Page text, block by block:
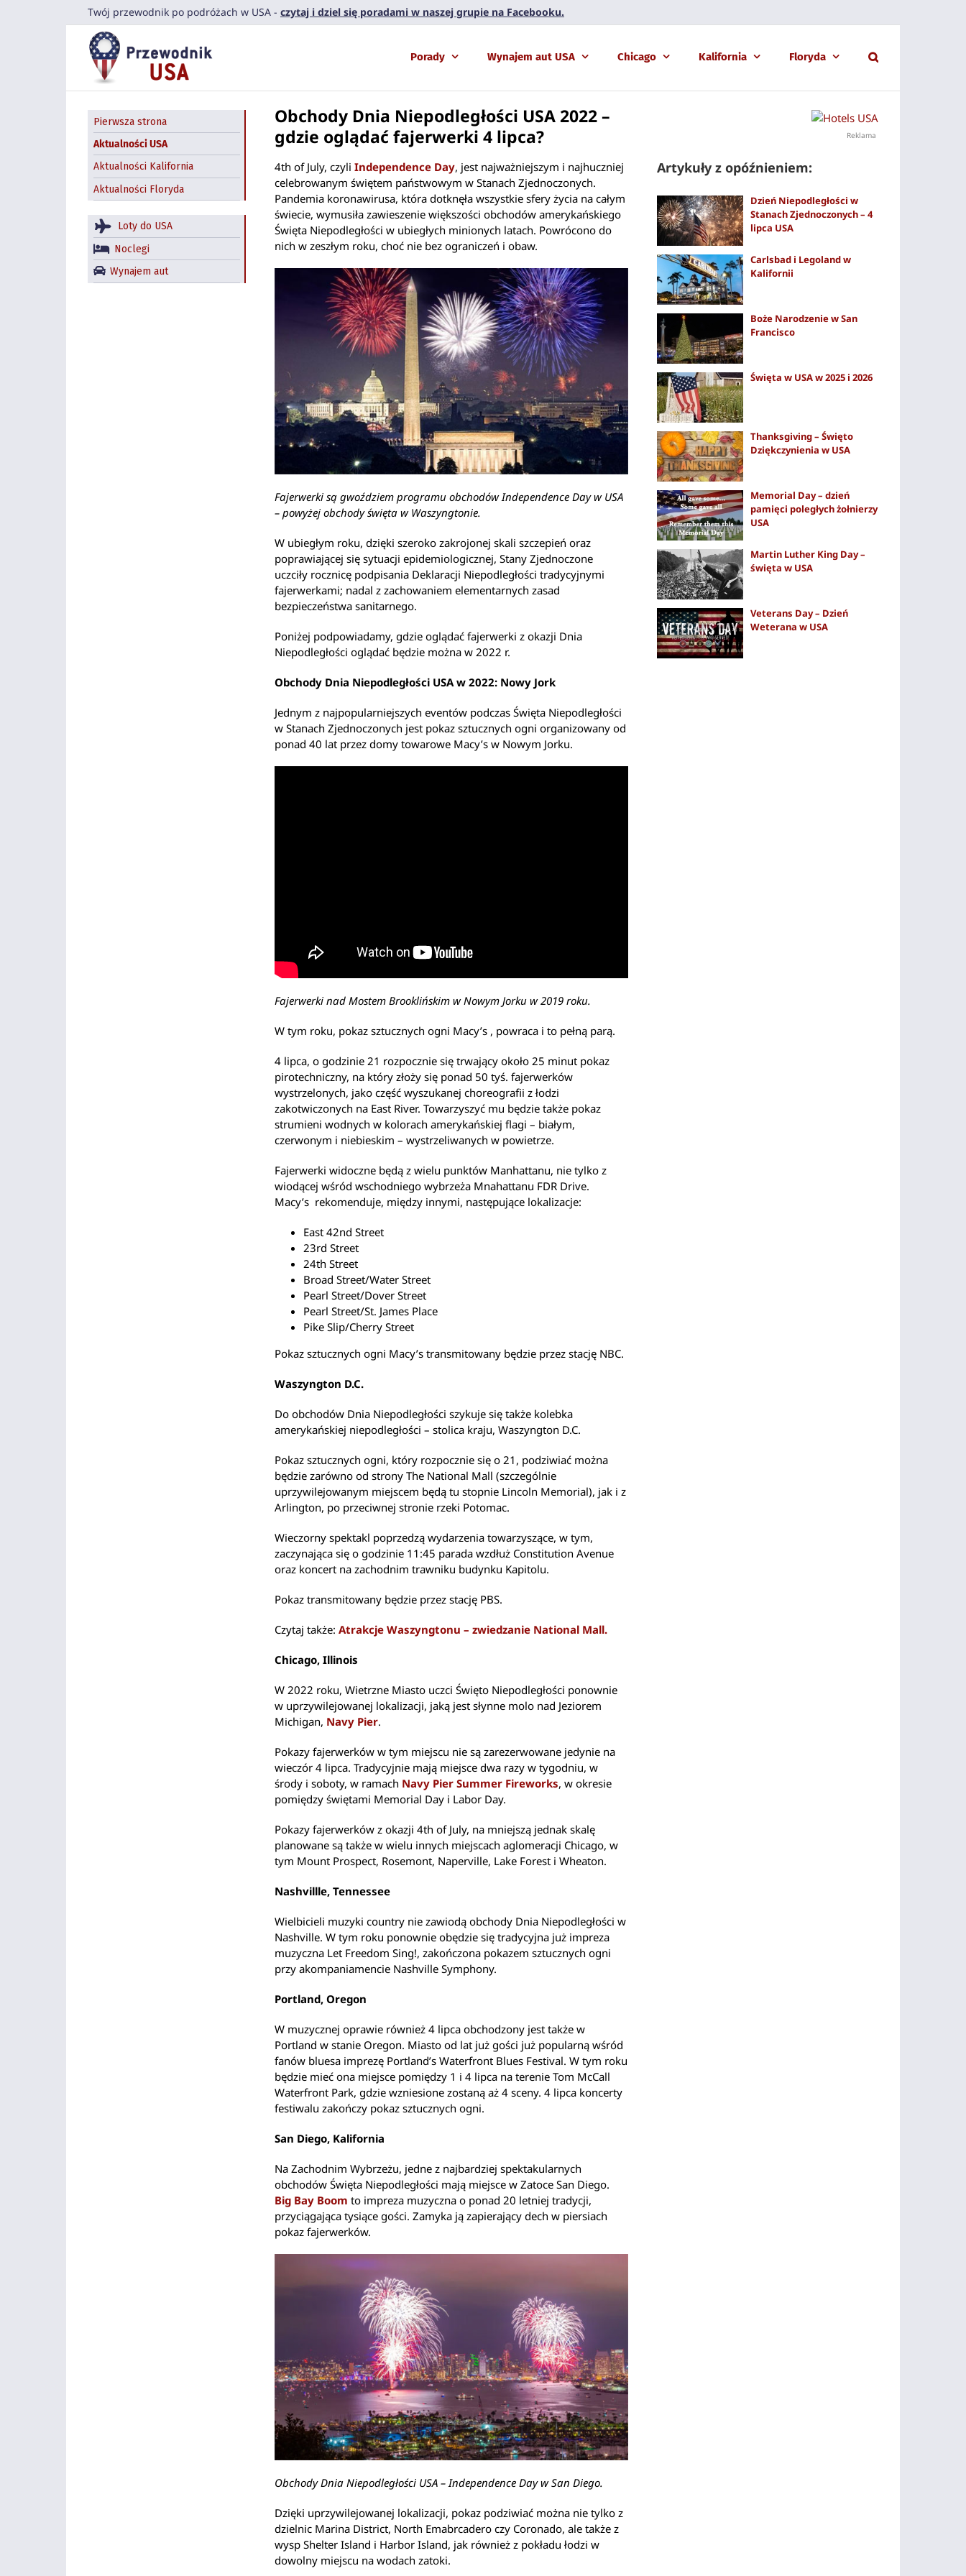
Twój przewodnik po podróżach w USA - czytaj i dziel się poradami w naszej grupie na Facebooku.
Porady Wynajem aut USA Chicago Kalifornia Floryda
Obchody Dnia Niepodległości USA 2022 –
gdzie oglądać fajerwerki 4 lipca?
4th of July, czyli Independence Day, jest najważniejszym i najhuczniej
celebrowanym świętem państwowym w Stanach Zjednoczonych.
Pandemia koronawirusa, która dotknęła wszystkie sfery życia na całym
świecie, wymusiła zawieszenie większości obchodów amerykańskiego
Święta Niepodległości w ubiegłych minionych latach. Powrócono do
nich w zeszłym roku, choć nie bez ograniczeń i obaw.
Fajerwerki są gwoździem programu obchodów Independence Day w USA
– powyżej obchody święta w Waszyngtonie.
W ubiegłym roku, dzięki szeroko zakrojonej skali szczepień oraz
poprawiającej się sytuacji epidemiologicznej, Stany Zjednoczone
uczciły rocznicę podpisania Deklaracji Niepodległości tradycyjnymi
fajerwerkami; nadal z zachowaniem elementarnych zasad
bezpieczeństwa sanitarnego.
Poniżej podpowiadamy, gdzie oglądać fajerwerki z okazji Dnia
Niepodległości oglądać będzie można w 2022 r.
Obchody Dnia Niepodległości USA w 2022: Nowy Jork
Jednym z najpopularniejszych eventów podczas Święta Niepodległości
w Stanach Zjednoczonych jest pokaz sztucznych ogni organizowany od
ponad 40 lat przez domy towarowe Macy’s w Nowym Jorku.
Fajerwerki nad Mostem Brooklińskim w Nowym Jorku w 2019 roku.
W tym roku, pokaz sztucznych ogni Macy’s , powraca i to pełną parą.
4 lipca, o godzinie 21 rozpocznie się trwający około 25 minut pokaz
pirotechniczny, na który złoży się ponad 50 tyś. fajerwerków
wystrzelonych, jako część wyszukanej choreografii z łodzi
zakotwiczonych na East River. Towarzyszyć mu będzie także pokaz
strumieni wodnych w kolorach amerykańskiej flagi – białym,
czerwonym i niebieskim – wystrzeliwanych w powietrze.
Fajerwerki widoczne będą z wielu punktów Manhattanu, nie tylko z
wiodącej wśród wschodniego wybrzeża Mnahattanu FDR Drive.
Macy’s rekomenduje, między innymi, następujące lokalizacje:
East 42nd Street
23rd Street
24th Street
Broad Street/Water Street
Pearl Street/Dover Street
Pearl Street/St. James Place
Pike Slip/Cherry Street
Pokaz sztucznych ogni Macy’s transmitowany będzie przez stację NBC.
Waszyngton D.C.
Do obchodów Dnia Niepodległości szykuje się także kolebka
amerykańskiej niepodległości – stolica kraju, Waszyngton D.C.
Pokaz sztucznych ogni, który rozpocznie się o 21, podziwiać można
będzie zarówno od strony The National Mall (szczególnie
uprzywilejowanym miejscem będą tu stopnie Lincoln Memorial), jak i z
Arlington, po przeciwnej stronie rzeki Potomac.
Wieczorny spektakl poprzedzą wydarzenia towarzyszące, w tym,
zaczynająca się o godzinie 11:45 parada wzdłuż Constitution Avenue
oraz koncert na zachodnim trawniku budynku Kapitolu.
Pokaz transmitowany będzie przez stację PBS.
Czytaj także: Atrakcje Waszyngtonu – zwiedzanie National Mall.
Chicago, Illinois
W 2022 roku, Wietrzne Miasto uczci Święto Niepodległości ponownie
w uprzywilejowanej lokalizacji, jaką jest słynne molo nad Jeziorem
Michigan, Navy Pier.
Pokazy fajerwerków w tym miejscu nie są zarezerwowane jedynie na
wieczór 4 lipca. Tradycyjnie mają miejsce dwa razy w tygodniu, w
środy i soboty, w ramach Navy Pier Summer Fireworks, w okresie
pomiędzy świętami Memorial Day i Labor Day.
Pokazy fajerwerków z okazji 4th of July, na mniejszą jednak skalę
planowane są także w wielu innych miejscach aglomeracji Chicago, w
tym Mount Prospect, Rosemont, Naperville, Lake Forest i Wheaton.
Nashvillle, Tennessee
Wielbicieli muzyki country nie zawiodą obchody Dnia Niepodległości w
Nashville. W tym roku ponownie obędzie się tradycyjna już impreza
muzyczna Let Freedom Sing!, zakończona pokazem sztucznych ogni
przy akompaniamencie Nashville Symphony.
Portland, Oregon
W muzycznej oprawie również 4 lipca obchodzony jest także w
Portland w stanie Oregon. Miasto od lat już gości już popularną wśród
fanów bluesa imprezę Portland’s Waterfront Blues Festival. W tym roku
będzie mieć ona miejsce pomiędzy 1 i 4 lipca na terenie Tom McCall
Waterfront Park, gdzie wzniesione zostaną aż 4 sceny. 4 lipca koncerty
festiwalu zakończy pokaz sztucznych ogni.
San Diego, Kalifornia
Na Zachodnim Wybrzeżu, jedne z najbardziej spektakularnych
obchodów Święta Niepodległości mają miejsce w Zatoce San Diego.
Big Bay Boom to impreza muzyczna o ponad 20 letniej tradycji,
przyciągająca tysiące gości. Zamyka ją zapierający dech w piersiach
pokaz fajerwerków.
Obchody Dnia Niepodległości USA – Independence Day w San Diego.
Dzięki uprzywilejowanej lokalizacji, pokaz podziwiać można nie tylko z
dzielnic Marina District, North Emabrcadero czy Coronado, ale także z
wysp Shelter Island i Harbor Island, jak również z pokładu łodzi w
dowolny miejscu na wodach zatoki.
Pierwsza strona
Aktualności USA
Aktualności Kalifornia
Aktualności Floryda
Loty do USA
Noclegi
Wynajem aut
Reklama
Artykuły z opóźnieniem:
Dzień Niepodległości w
Stanach Zjednoczonych – 4
lipca USA
Carlsbad i Legoland w
Kalifornii
Boże Narodzenie w San
Francisco
Święta w USA w 2025 i 2026
Thanksgiving – Święto
Dziękczynienia w USA
Memorial Day – dzień
pamięci poległych żołnierzy
USA
Martin Luther King Day –
święta w USA
Veterans Day – Dzień
Weterana w USA